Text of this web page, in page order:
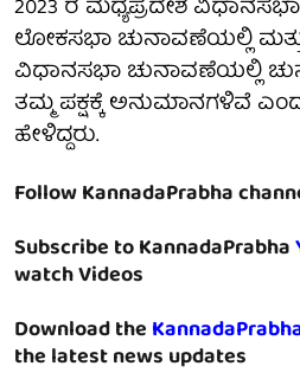
2023 ರ ಮಧ್ಯಪ್ರದೇಶ
ಲೋಕಸಭಾ ಚುನಾವಣೆಯಲ್ಲಿ
ವಿಧಾನಸಭಾ ಚುನಾವಣೆಯಲ್ಲಿ
ತಮ್ಮ ಪಕ್ಷಕ್ಕೆ ಅನುಮಾನಗಳಿವೆ
ಹೇಳಿದ್ದರು.
Follow KannadaPrabha
Subscribe to KannadaPrabha
watch Videos
Download the
the latest news updates